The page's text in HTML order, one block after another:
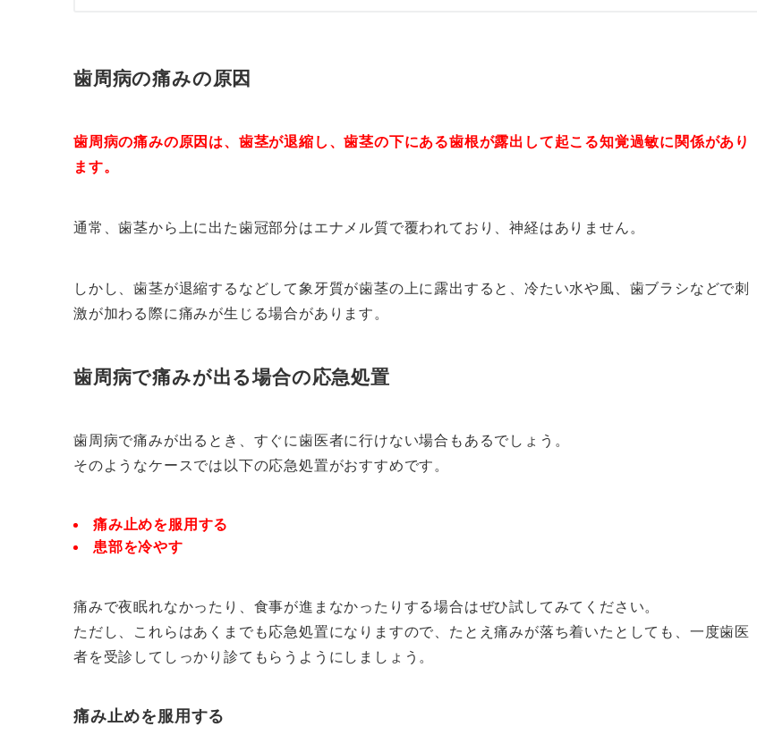
歯周病の痛みの原因
歯周病の痛みの原因は、歯茎が退縮し、歯茎の下にある歯根が露出して起こる知覚過敏に関係があり
ます。
通常、歯茎から上に出た歯冠部分はエナメル質で覆われており、神経はありません。
しかし、歯茎が退縮するなどして象牙質が歯茎の上に露出すると、冷たい水や風、歯ブラシなどで刺
激が加わる際に痛みが生じる場合があります。
歯周病で痛みが出る場合の応急処置
歯周病で痛みが出るとき、すぐに歯医者に行けない場合もあるでしょう。
そのようなケースでは以下の応急処置がおすすめです。
痛み止めを服用する
患部を冷やす
痛みで夜眠れなかったり、食事が進まなかったりする場合はぜひ試してみてください。
ただし、これらはあくまでも応急処置になりますので、たとえ痛みが落ち着いたとしても、一度歯医
者を受診してしっかり診てもらうようにしましょう。
痛み止めを服用する